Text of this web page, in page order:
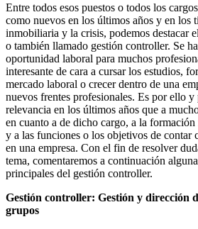
Entre todos esos puestos o todos los
como nuevos en los últimos años y en los
inmobiliaria y la crisis, podemos destacar
o también llamado gestión controller. Se
oportunidad laboral para muchos
interesante de cara a cursar los estudios,
mercado laboral o crecer dentro de una
nuevos frentes profesionales. Es por ello
relevancia en los últimos años que a
en cuanto a de dicho cargo, a la formación
y a las funciones o los objetivos de contar
en una empresa. Con el fin de resolver
tema, comentaremos a continuación
principales del gestión controller.
Gestión controller: Gestión y dirección
grupos